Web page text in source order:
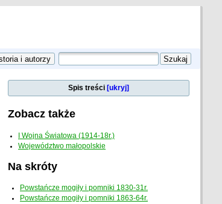
Spis treści [ukryj]
Zobacz także
I Wojna Światowa (1914-18r.)
Województwo małopolskie
Na skróty
Powstańcze mogiły i pomniki 1830-31r.
Powstańcze mogiły i pomniki 1863-64r.